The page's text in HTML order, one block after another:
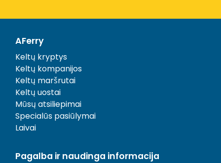
AFerry
Keltų kryptys
Keltų kompanijos
Keltų maršrutai
Keltų uostai
Mūsų atsiliepimai
Specialūs pasiūlymai
Laivai
Pagalba ir naudinga informacija